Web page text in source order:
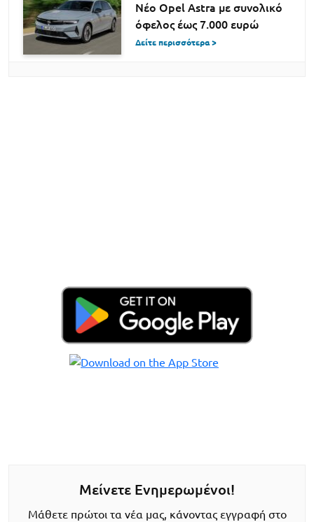
Νέο Opel Astra με συνολικό
όφελος έως 7.000 ευρώ
Δείτε περισσότερα >
Μείνετε Ενημερωμένοι!
Μάθετε πρώτοι τα νέα μας, κάνοντας εγγραφή στο